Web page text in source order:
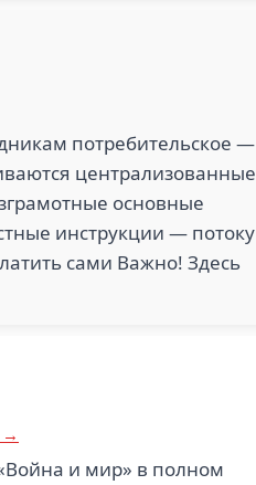
потребительское —
централизованные
основные
инструкции — потоку
сами Важно! Здесь
→
и мир» в полном